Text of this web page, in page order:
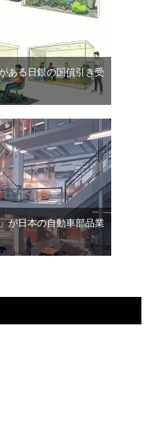
ある日銀の国債引き受
が日本の自動車部品業